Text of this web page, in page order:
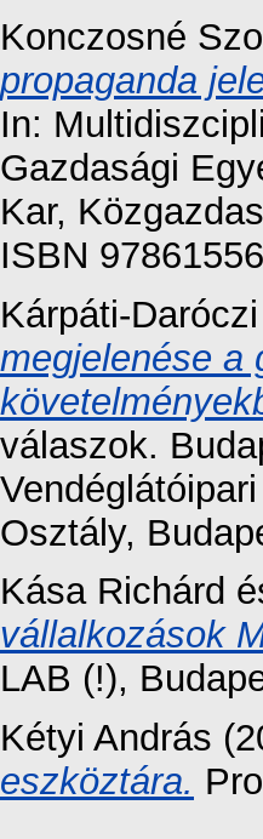
Konczosné
propaganda
In:
Gazdasági
Kar,
ISBN
Kárpáti-
megjelenése a
válaszok.
Osztály,
Kása Richárd
vállalkozások
LAB (!),
Kétyi András
eszköztára.